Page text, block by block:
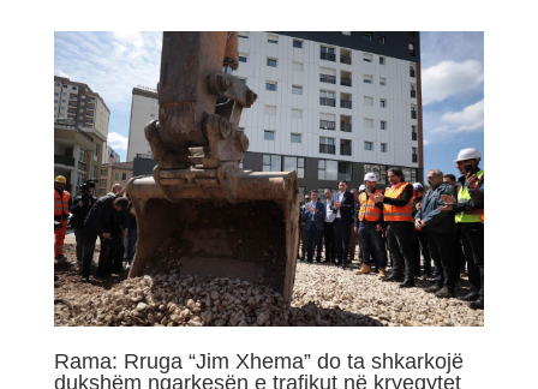
Rama: Rruga “Jim Xhema” do ta shkarkojë
dukshëm ngarkesën e trafikut në kryeqytet